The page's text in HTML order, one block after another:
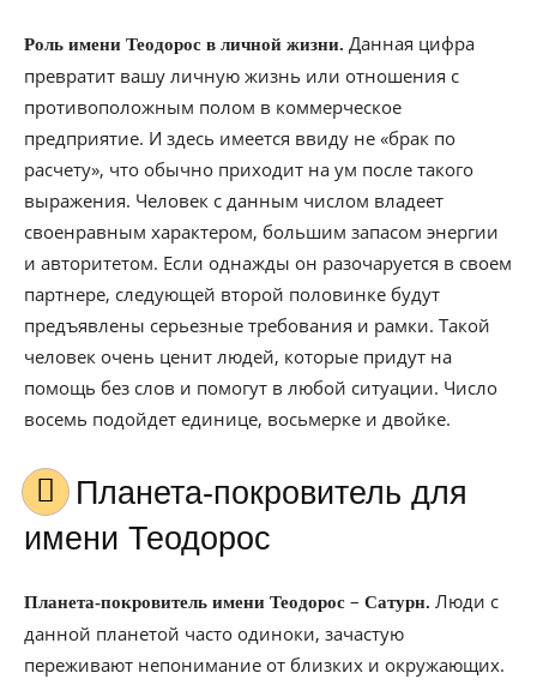
Роль имени Теодорос в личной жизни. Данная цифра
превратит вашу личную жизнь или отношения с
противоположным полом в коммерческое
предприятие. И здесь имеется ввиду не «брак по
расчету», что обычно приходит на ум после такого
выражения. Человек с данным числом владеет
своенравным характером, большим запасом энергии
и авторитетом. Если однажды он разочаруется в своем
партнере, следующей второй половинке будут
предъявлены серьезные требования и рамки. Такой
человек очень ценит людей, которые придут на
помощь без слов и помогут в любой ситуации. Число
восемь подойдет единице, восьмерке и двойке.
Планета-покровитель для
имени Теодорос
Планета-покровитель имени Теодорос – Сатурн. Люди с
данной планетой часто одиноки, зачастую
переживают непонимание от близких и окружающих.